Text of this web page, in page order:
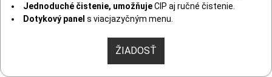
Jednoduché čistenie, umožňujeCIP aj ručné čistenie.
Dotykový panel s viacjazyčným menu.
ŽIADOSŤ